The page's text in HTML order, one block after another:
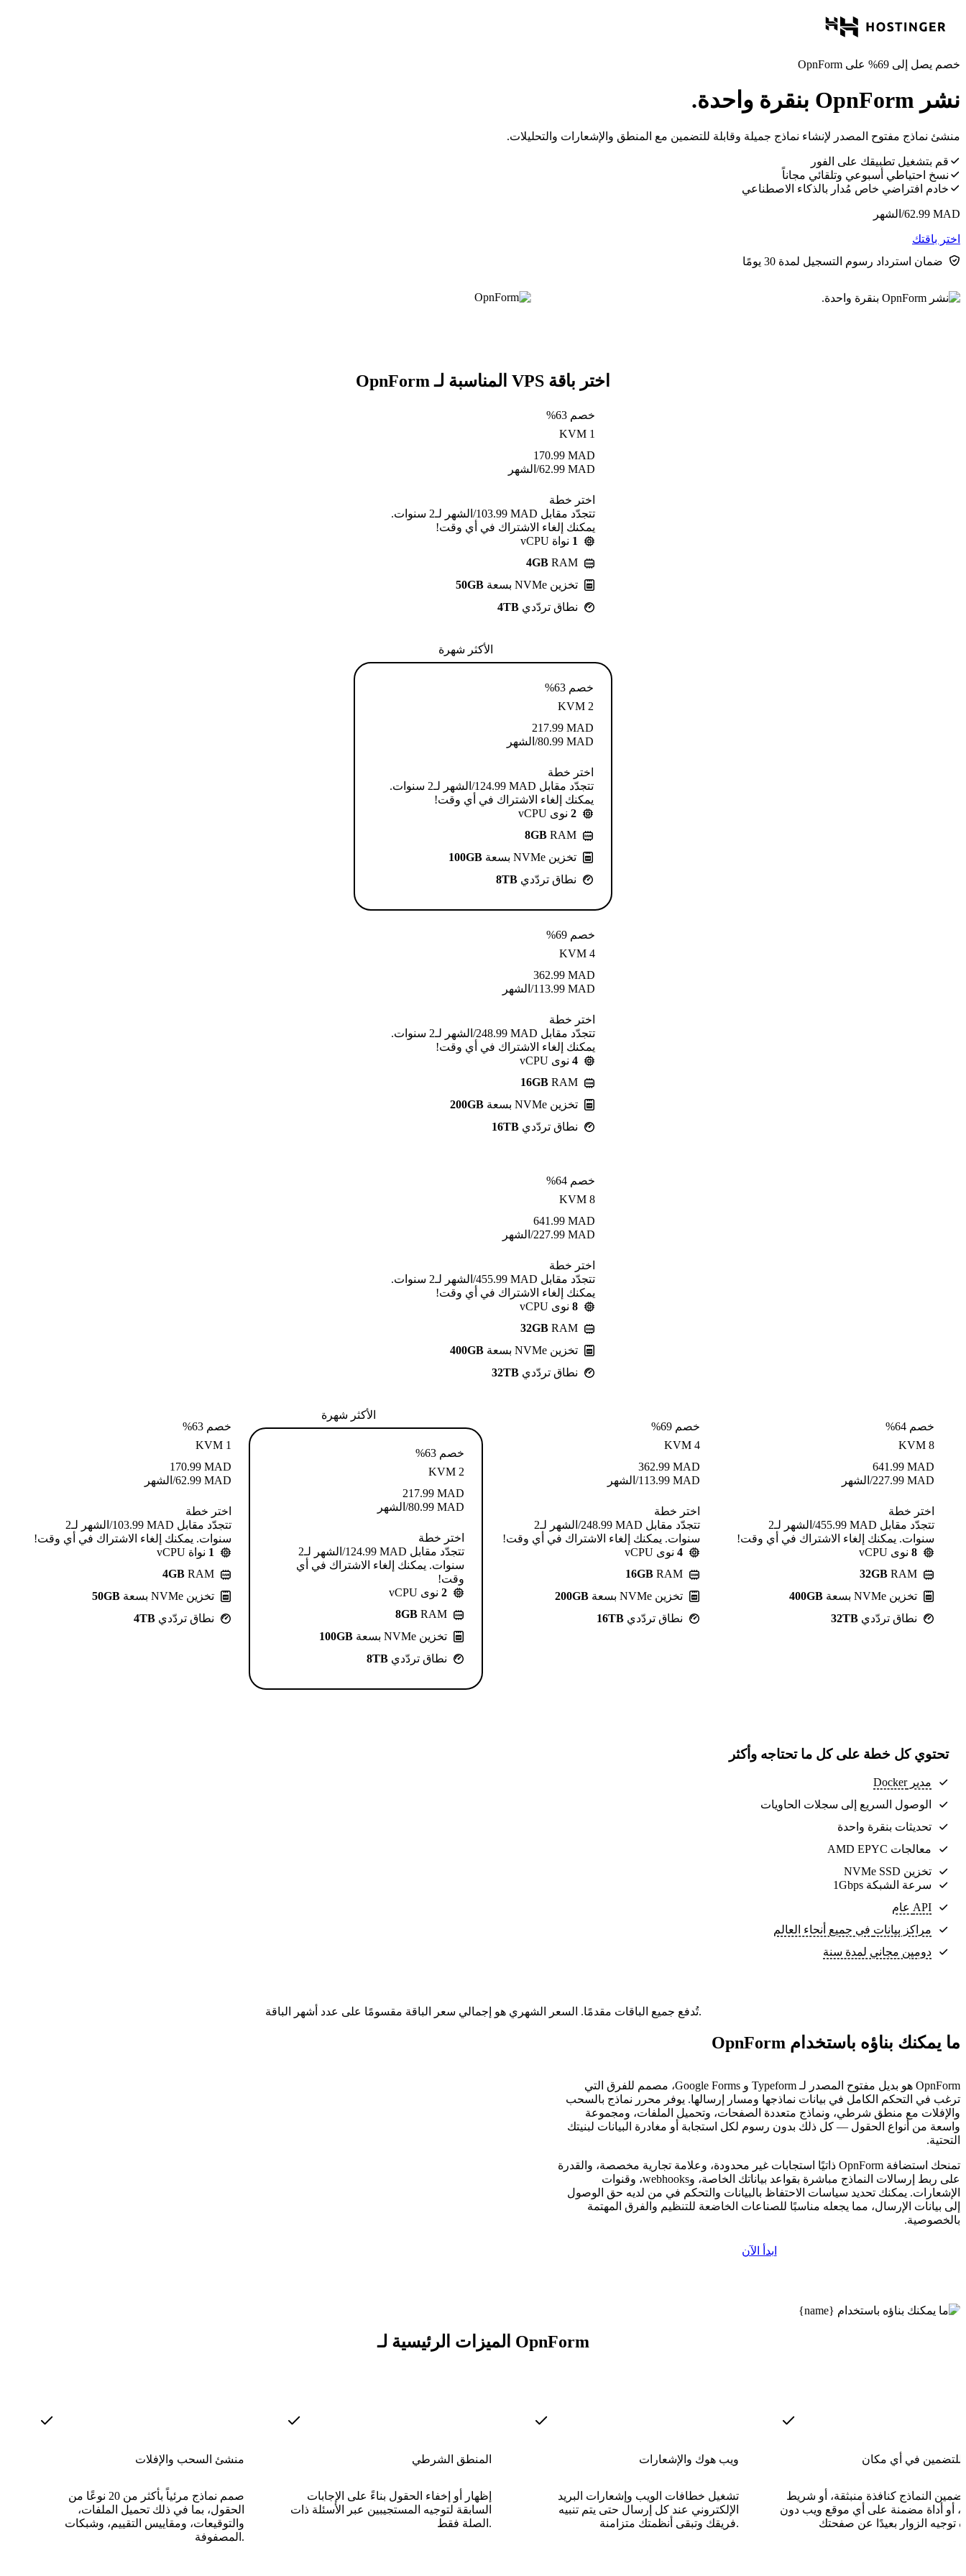
خصم يصل إلى 69% على OpnForm
نشر OpnForm بنقرة واحدة.
منشئ نماذج مفتوح المصدر لإنشاء نماذج جميلة وقابلة للتضمين مع المنطق والإشعارات والتحليلات.
قم بتشغيل تطبيقك على الفور
نسخ احتياطي أسبوعي وتلقائي مجاناً
خادم افتراضي خاص مُدار بالذكاء الاصطناعي
MAD
62.99/الشهر
اختر باقتك
ضمان استرداد رسوم التسجيل لمدة 30 يومًا
اختر باقة VPS المناسبة لـ OpnForm
خصم 63%
KVM 1
MAD
170.99
MAD
62.99/الشهر
اختر خطة
تتجدّد مقابل MAD ⁦103.99⁩/الشهر لـ2 سنوات.
يمكنك إلغاء الاشتراك في أي وقت!
1 نواة vCPU
4GB RAM
تخزين NVMe بسعة
50GB
نطاق تردّدي 4TB
الأكثر شهرة
خصم 63%
KVM 2
MAD
217.99
MAD
80.99/الشهر
اختر خطة
تتجدّد مقابل MAD ⁦124.99⁩/الشهر لـ2 سنوات.
يمكنك إلغاء الاشتراك في أي وقت!
2 نوى vCPU
8GB RAM
تخزين NVMe بسعة
100GB
نطاق تردّدي 8TB
خصم 69%
KVM 4
MAD
362.99
MAD
113.99/الشهر
اختر خطة
تتجدّد مقابل MAD ⁦248.99⁩/الشهر لـ2 سنوات.
يمكنك إلغاء الاشتراك في أي وقت!
4 نوى vCPU
16GB RAM
تخزين NVMe بسعة
200GB
نطاق تردّدي 16TB
خصم 64%
KVM 8
MAD
641.99
MAD
227.99/الشهر
اختر خطة
تتجدّد مقابل MAD ⁦455.99⁩/الشهر لـ2 سنوات.
يمكنك إلغاء الاشتراك في أي وقت!
8 نوى vCPU
32GB RAM
تخزين NVMe بسعة
400GB
نطاق تردّدي 32TB
خصم 63%
KVM 1
MAD
170.99
MAD
62.99/الشهر
اختر خطة
تتجدّد مقابل MAD ⁦103.99⁩/الشهر لـ2
سنوات. يمكنك إلغاء الاشتراك في أي وقت!
1 نواة vCPU
4GB RAM
تخزين NVMe بسعة
50GB
نطاق تردّدي 4TB
الأكثر شهرة
خصم 63%
KVM 2
MAD
217.99
MAD
80.99/الشهر
اختر خطة
تتجدّد مقابل MAD ⁦124.99⁩/الشهر لـ2
سنوات. يمكنك إلغاء الاشتراك في أي
وقت!
2 نوى vCPU
8GB RAM
تخزين NVMe بسعة
100GB
نطاق تردّدي 8TB
خصم 69%
KVM 4
MAD
362.99
MAD
113.99/الشهر
اختر خطة
تتجدّد مقابل MAD ⁦248.99⁩/الشهر لـ2
سنوات. يمكنك إلغاء الاشتراك في أي وقت!
4 نوى vCPU
16GB RAM
تخزين NVMe بسعة
200GB
نطاق تردّدي 16TB
خصم 64%
KVM 8
MAD
641.99
MAD
227.99/الشهر
اختر خطة
تتجدّد مقابل MAD ⁦455.99⁩/الشهر لـ2
سنوات. يمكنك إلغاء الاشتراك في أي وقت!
8 نوى vCPU
32GB RAM
تخزين NVMe بسعة
400GB
نطاق تردّدي 32TB
تحتوي كل خطة على كل ما تحتاجه وأكثر
مدير Docker
الوصول السريع إلى سجلات الحاويات
تحديثات بنقرة واحدة
معالجات AMD EPYC
تخزين NVMe SSD
سرعة الشبكة 1Gbps
API عام
مراكز بيانات في جميع أنحاء العالم
دومين مجاني لمدة سنة
تُدفع جميع الباقات مقدمًا. السعر الشهري هو إجمالي سعر الباقة مقسومًا على عدد أشهر الباقة.
ما يمكنك بناؤه باستخدام OpnForm
OpnForm هو بديل مفتوح المصدر لـ Typeform و Google Forms، مصمم للفرق التي
ترغب في التحكم الكامل في بيانات نماذجها ومسار إرسالها. يوفر محرر نماذج بالسحب
والإفلات مع منطق شرطي، ونماذج متعددة الصفحات، وتحميل الملفات، ومجموعة
واسعة من أنواع الحقول — كل ذلك بدون رسوم لكل استجابة أو مغادرة البيانات لبنيتك
التحتية.
تمنحك استضافة OpnForm ذاتيًا استجابات غير محدودة، وعلامة تجارية مخصصة، والقدرة
على ربط إرسالات النماذج مباشرة بقواعد بياناتك الخاصة، وwebhooks، وقنوات
الإشعارات. يمكنك تحديد سياسات الاحتفاظ بالبيانات والتحكم في من لديه حق الوصول
إلى بيانات الإرسال، مما يجعله مناسبًا للصناعات الخاضعة للتنظيم والفرق المهتمة
بالخصوصية.
ابدأ الآن
الميزات الرئيسية لـ OpnForm
منشئ السحب والإفلات
صمم نماذج مرئياً بأكثر من 20 نوعًا من
الحقول، بما في ذلك تحميل الملفات،
والتوقيعات، ومقاييس التقييم، وشبكات
المصفوفة.
المنطق الشرطي
إظهار أو إخفاء الحقول بناءً على الإجابات
السابقة لتوجيه المستجيبين عبر الأسئلة ذات
الصلة فقط.
ويب هوك والإشعارات
تشغيل خطافات الويب وإشعارات البريد
الإلكتروني عند كل إرسال حتى يتم تنبيه
فريقك وتبقى أنظمتك متزامنة.
للتضمين في أي مكان
النماذج كنافذة منبثقة، أو شريط
أو أداة مضمنة على أي موقع ويب دون